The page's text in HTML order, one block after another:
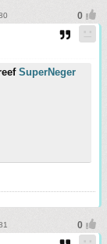
SuperNeger